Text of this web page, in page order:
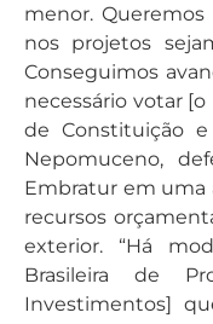
menor.
nos projetos
Conseguimos
necessário votar [o
de Constituição e
Nepomuceno,
Embratur em uma
recursos
exterior. “Há
Brasileira de
Investimentos]